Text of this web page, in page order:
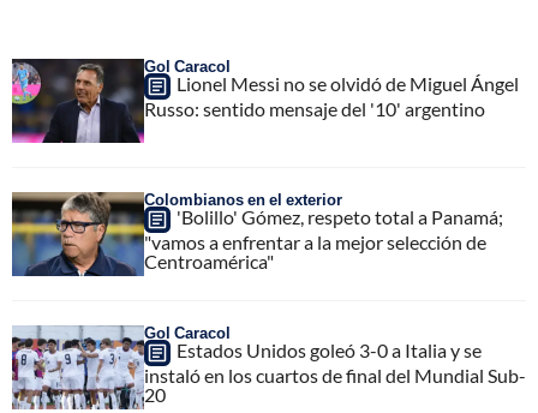
Gol Caracol
Lionel Messi no se olvidó de Miguel Ángel
Russo: sentido mensaje del '10' argentino
Colombianos en el exterior
'Bolillo' Gómez, respeto total a Panamá;
"vamos a enfrentar a la mejor selección de
Centroamérica"
Gol Caracol
Estados Unidos goleó 3-0 a Italia y se
instaló en los cuartos de final del Mundial Sub-
20